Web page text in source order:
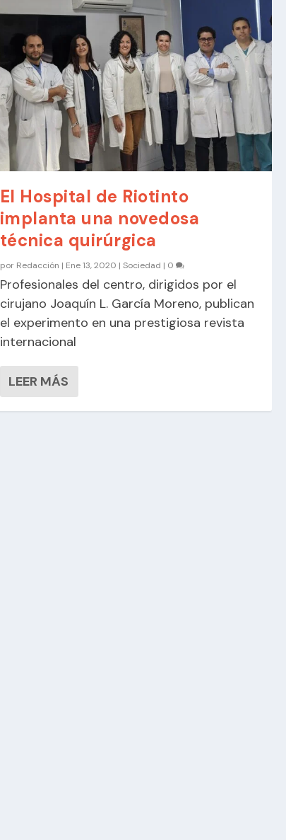
El Hospital de Riotinto
implanta una novedosa
técnica quirúrgica
por Redacción | Ene 13, 2020 | Sociedad | 0
Profesionales del centro, dirigidos por el
cirujano Joaquín L. García Moreno, publican
el experimento en una prestigiosa revista
internacional
LEER MÁS